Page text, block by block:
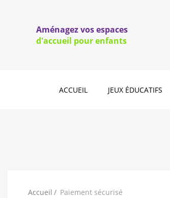
Aménagez vos espaces
d'accueil pour enfants
ACCUEIL JEUX ÉDUCATIFS
Jeux de motricité fine, jeux à lacer
Accueil Paiement sécurisé